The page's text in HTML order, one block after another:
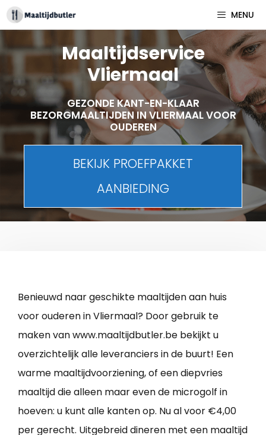
Spring
naar
inhoud
MENU
Maaltijdservice
Vliermaal
GEZONDE KANT-EN-KLAAR
BEZORGMAALTIJDEN IN VLIERMAAL VOOR
OUDEREN
BEKIJK PROEFPAKKET
AANBIEDING
Benieuwd naar geschikte maaltijden aan huis
voor ouderen in Vliermaal? Door gebruik te
maken van www.maaltijdbutler.be bekijkt u
overzichtelijk alle leveranciers in de buurt! Een
warme maaltijdvoorziening, of een diepvries
maaltijd die alleen maar even de microgolf in
hoeven: u kunt alle kanten op. Nu al voor €4,00
per gerecht. Uitgebreid dineren met een maaltijd